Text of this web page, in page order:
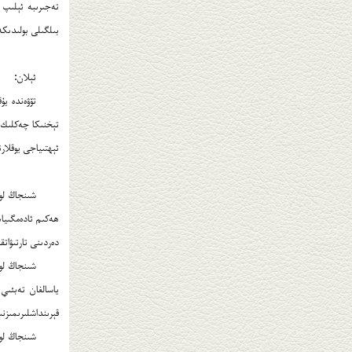
تەجىرىبە ئېلىپ
بىلگىلى
ئېلان:
تۆۋەندە
تېخنىكا
ئېھتىياجى
شىنجاڭ
ھەكىم
دەردىنى
شىنجاڭ
ياسالغان
شىنجاڭ